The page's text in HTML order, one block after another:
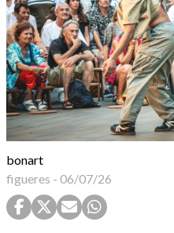
bonart
figueres - 06/07/26